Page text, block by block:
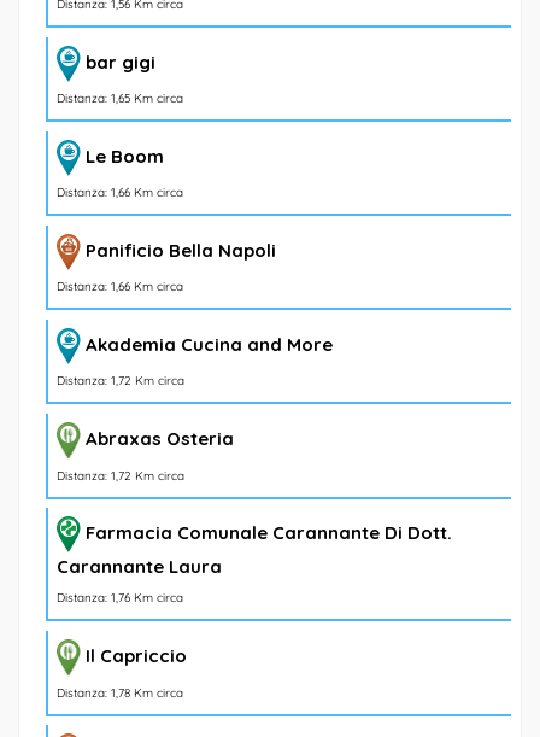
Distanza: 1,56 Km circa
bar gigi
Distanza: 1,65 Km circa
Le Boom
Distanza: 1,66 Km circa
Panificio Bella Napoli
Distanza: 1,66 Km circa
Akademia Cucina and More
Distanza: 1,72 Km circa
Abraxas Osteria
Distanza: 1,72 Km circa
Farmacia Comunale Carannante Di Dott.
Carannante Laura
Distanza: 1,76 Km circa
Il Capriccio
Distanza: 1,78 Km circa